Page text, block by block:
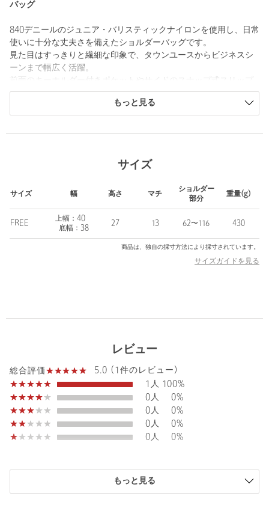
バッグ
840デニールのジュニア・バリスティックナイロンを使用し、日常
使いに十分な丈夫さを備えたショルダーバッグです。
見た目はすっきりと繊細な印象で、タウンユースからビジネスシ
ーンまで幅広く活躍。
ポケット、ジッパーポケットなど、使いやすい位置に機能的な収
え、荷物が多い日でも整理しやすいデザインです。
LCは＜LOWERCASE＞代表・梶原由景氏の旅に関する知識経験を
注ぎ込んだラゲッジレーベル。
「自宅を出て移動するという行為。移動時間の長短はあれど必要
なものを効率良く携帯しパフォーマンスを上げるという点では、
日常の通勤通学も海外旅行も変わりないはず。」という考えのも
と、あらゆる移動に対応できるプロダクトを提供しています。
※商品画像は、光の当たり具合やパソコンなどの閲覧環境によ
店舗へお問い合わせの際は、全国のUNITED ARROWS各店舗ま
で下記の品名/品番をお申し付けください。
品名：LC by LOWERCASE SHLDER L 品番：13325000160
注文キャンセル 対象商品
返品 対象商品 返品等について
もっと見る
サイズ
サイズ 幅 高さ マチ
ショルダー
部分
重量(g)
FREE
上幅：40
底幅：38
27 13 62〜116 430
商品は、独自の採寸方法により採寸されています。
サイズガイドを見る
レビュー
総合評価
5.0 (1件のレビュー)
1人 100%
0人
0%
0人
0%
0人
0%
0人
0%
もっと見る